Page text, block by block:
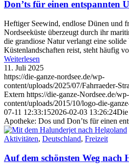
Don’ts für einen entspannten
Heftiger Seewind, endlose Dünen und
Nordseeküste überzeugt durch ihr
die grandiose Natur verlangt eine
Küstenlandschaften reist, steht häufig
Weiterlesen
11. Juli 2025
https://die-ganze-nordsee.de/wp-
content/uploads/2025/07/Fahrraeder-
Extern https://die-ganze-Nordsee.de/wp-
content/uploads/2015/10/logo-die-
07-11 12:33:152026-02-03 13:26:24Die
Apotheke: Dos und Don’ts für einen
Aktivitäten, Deutschland, Freizeit
Auf dem schönsten Weg nach